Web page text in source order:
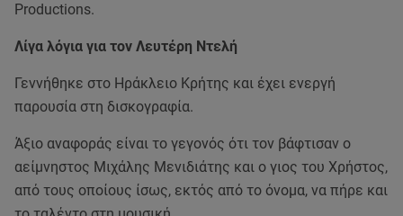
Productions.
Λίγα λόγια για τον Λευτέρη Ντελή
Γεννήθηκε στο Ηράκλειο Κρήτης και έχει ενεργή
παρουσία στη δισκογραφία.
Άξιο αναφοράς είναι το γεγονός ότι τον βάφτισαν ο
αείμνηστος Μιχάλης Μενιδιάτης και ο γιος του Χρήστος,
από τους οποίους ίσως, εκτός από το όνομα, να πήρε και